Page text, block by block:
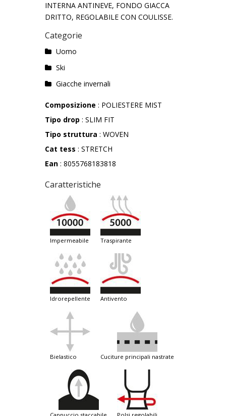
INTERNA ANTINEVE, FONDO GIACCA
DRITTO, REGOLABILE CON COULISSE.
Categorie
Uomo
Ski
Giacche invernali
Composizione : POLIESTERE MIST
Tipo drop : SLIM FIT
Tipo struttura : WOVEN
Cat tess : STRETCH
Ean : 8055768183818
Caratteristiche
impermeabile traspirante
idrorepellente antivento
bielastico cuciture principali nastrate